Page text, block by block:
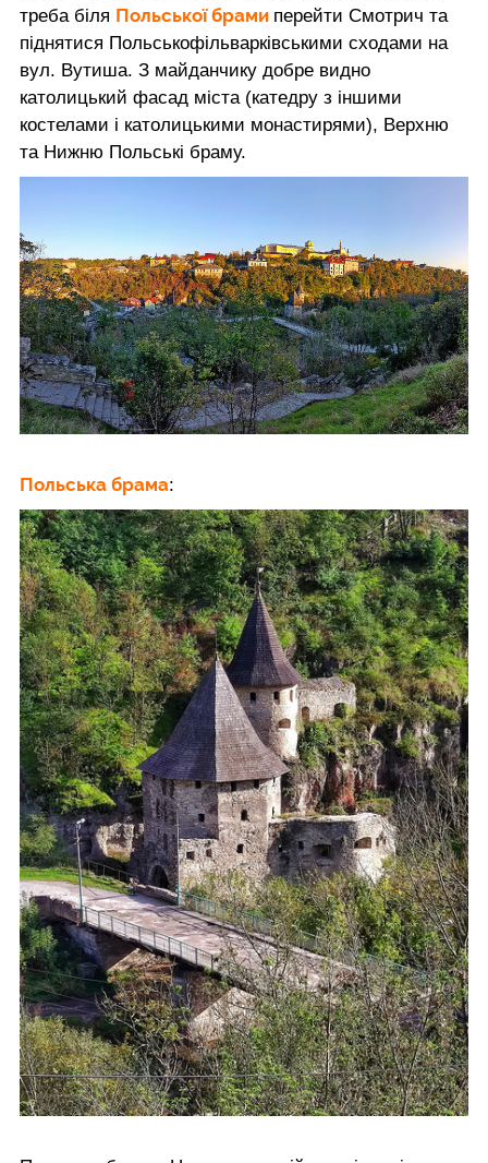
треба біля Польської брами перейти Смотрич та
піднятися Польськофільварківськими сходами на
вул. Вутиша. З майданчику добре видно
католицький фасад міста (катедру з іншими
костелами і католицькими монастирями), Верхню
та Нижню Польські браму.
Польська брама: